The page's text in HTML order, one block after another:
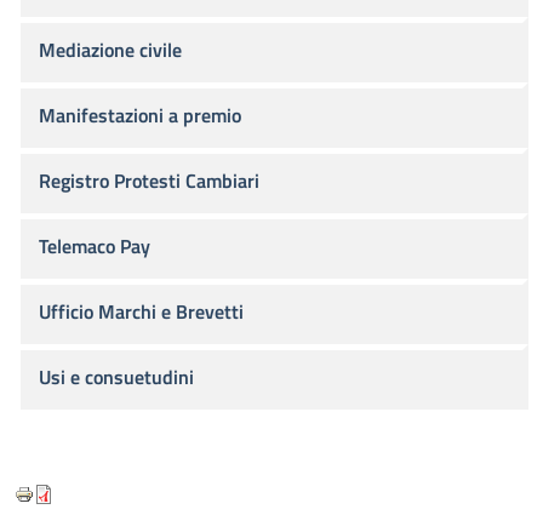
Mediazione civile
Manifestazioni a premio
Registro Protesti Cambiari
Telemaco Pay
Ufficio Marchi e Brevetti
Usi e consuetudini